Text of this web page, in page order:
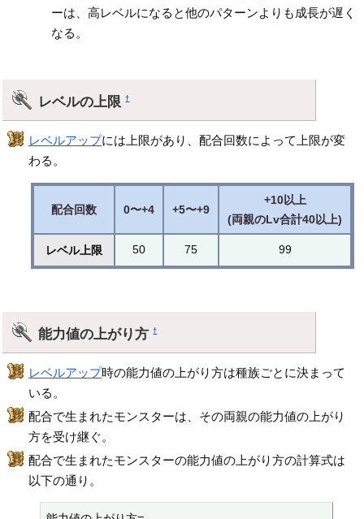
ーは、高レベルになると他のパターンよりも成長が遅く
なる。
レベルの上限†
レベルアップには上限があり、配合回数によって上限が変
わる。
配合回数 0〜+4 +5〜+9
+10以上
(両親のLv合計40以上)
レベル上限 50 75 99
能力値の上がり方†
レベルアップ時の能力値の上がり方は種族ごとに決まって
いる。
配合で生まれたモンスターは、その両親の能力値の上がり
方を受け継ぐ。
配合で生まれたモンスターの能力値の上がり方の計算式は
以下の通り。